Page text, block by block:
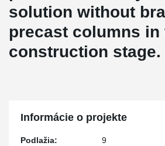
solution without
precast columns in
construction stage.
Informácie o projekte
Podlažia: 9